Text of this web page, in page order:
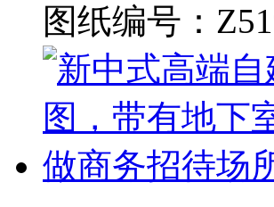
图纸编号：